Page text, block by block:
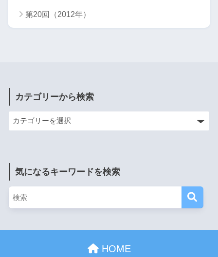
第20回（2012年）
カテゴリーから検索
気になるキーワードを検索
HOME